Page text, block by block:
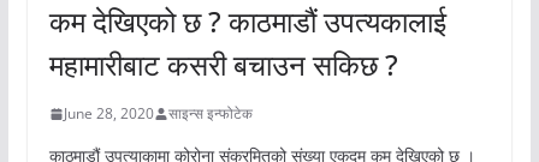
कम देखिएको छ ? काठमाडौं उपत्यकालाई
महामारीबाट कसरी बचाउन सकिछ ?
June 28, 2020 साइन्स इन्फोटेक
काठमाडौं उपत्याकामा कोरोना संक्रमितको संख्या एकदम कम देखिएको छ ।